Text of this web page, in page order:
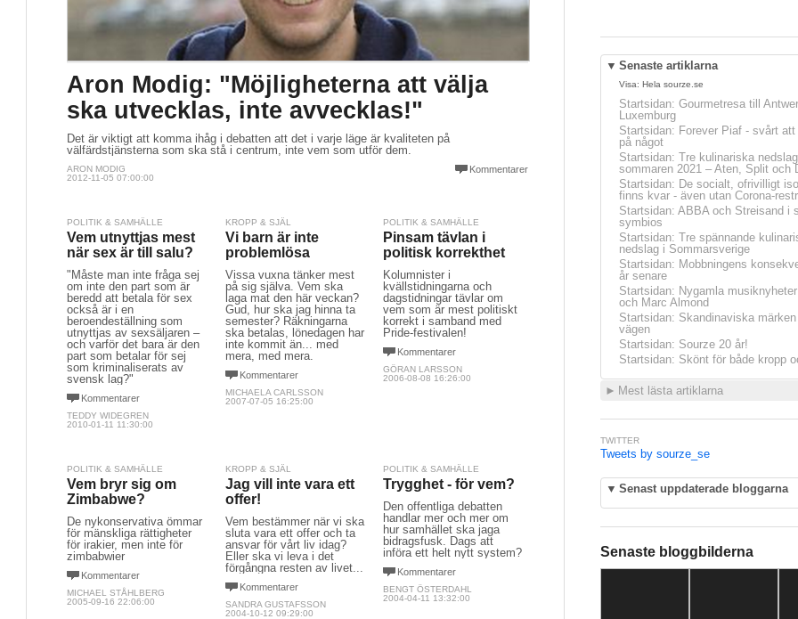
Aron Modig: "Möjligheterna att välja
ska utvecklas, inte avvecklas!"
Det är viktigt att komma ihåg i debatten att det i varje läge är kvaliteten på
välfärdstjänsterna som ska stå i centrum, inte vem som utför dem.
Kommentarer
ARON MODIG
2012-11-05 07:00:00
POLITIK & SAMHÄLLE
Vem utnyttjas mest
när sex är till salu?
"Måste man inte fråga sej
om inte den part som är
beredd att betala för sex
också är i en
beroendeställning som
utnyttjas av sexsäljaren –
och varför det bara är den
part som betalar för sej
som kriminaliserats av
svensk lag?"
Kommentarer
TEDDY WIDEGREN
2010-01-11 11:30:00
KROPP & SJÄL
Vi barn är inte
problemlösa
Vissa vuxna tänker mest
på sig själva. Vem ska
laga mat den här veckan?
Gud, hur ska jag hinna ta
semester? Räkningarna
ska betalas, lönedagen har
inte kommit än... med
mera, med mera.
Kommentarer
MICHAELA CARLSSON
2007-07-05 16:25:00
POLITIK & SAMHÄLLE
Pinsam tävlan i
politisk korrekthet
Kolumnister i
kvällstidningarna och
dagstidningar tävlar om
vem som är mest politiskt
korrekt i samband med
Pride-festivalen!
Kommentarer
GÖRAN LARSSON
2006-08-08 16:26:00
POLITIK & SAMHÄLLE
Vem bryr sig om
Zimbabwe?
De nykonservativa ömmar
för mänskliga rättigheter
för irakier, men inte för
zimbabwier
Kommentarer
MICHAEL STÅHLBERG
2005-09-16 22:06:00
KROPP & SJÄL
Jag vill inte vara ett
offer!
Vem bestämmer när vi ska
sluta vara ett offer och ta
ansvar för vårt liv idag?
Eller ska vi leva i det
förgångna resten av livet...
Kommentarer
SANDRA GUSTAFSSON
2004-10-12 09:29:00
POLITIK & SAMHÄLLE
Trygghet - för vem?
Den offentliga debatten
handlar mer och mer om
hur samhället ska jaga
bidragsfusk. Dags att
införa ett helt nytt system?
Kommentarer
BENGT ÖSTERDAHL
2004-04-11 13:32:00
▼ Senaste artiklarna
Visa: Hela sourze.se
Startsidan: Gourmetresa till
Luxemburg
Startsidan: Forever Piaf - svårt
på något
Startsidan: Tre kulinariska nedslag
sommaren 2021 – Aten, Split och
Startsidan: De socialt, ofrivilligt
finns kvar - även utan Corona-
Startsidan: ABBA och Streisand i
symbios
Startsidan: Tre spännande
nedslag i Sommarsverige
Startsidan: Mobbningens
år senare
Startsidan: Nygamla
och Marc Almond
Startsidan: Skandinaviska
vägen
Startsidan: Sourze 20 år!
Startsidan: Skönt för både kropp
► Mest lästa artiklarna
TWITTER
Tweets by sourze_se
▼ Senast uppdaterade bloggarna
Senaste bloggbilderna